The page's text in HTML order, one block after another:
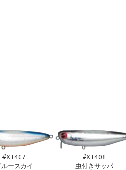
#X1407
ルースカイ
#X1408
虫付きサッパ